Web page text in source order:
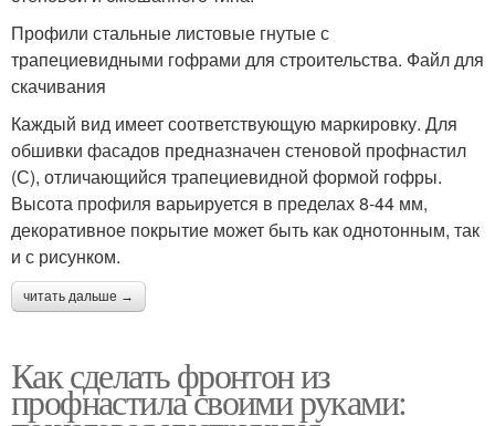
Профили стальные листовые гнутые с
трапециевидными гофрами для строительства. Файл для
скачивания
Каждый вид имеет соответствующую маркировку. Для
обшивки фасадов предназначен стеновой профнастил
(С), отличающийся трапециевидной формой гофры.
Высота профиля варьируется в пределах 8-44 мм,
декоративное покрытие может быть как однотонным, так
и с рисунком.
читать дальше →
Как сделать фронтон из
профнастила своими руками: